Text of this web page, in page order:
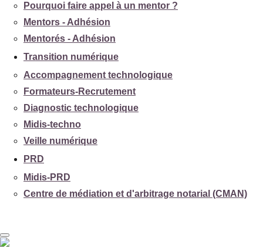
Pourquoi faire appel à un mentor ?
Mentors - Adhésion
Mentorés - Adhésion
Transition numérique
Accompagnement technologique
Formateurs-Recrutement
Diagnostic technologique
Midis-techno
Veille numérique
PRD
Midis-PRD
Centre de médiation et d'arbitrage notarial (CMAN)